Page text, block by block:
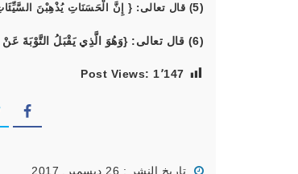
(5 ) قال تعالى: { إِنَّ الْحَسَنَاتِ يُذْهِبْنَ السَّيِّئَاتِ
(6) قال تعالى: {وَهُوَ الَّذِي يَقْبَلُ التَّوْبَةَ عَنْ عِبَادِهِ وَيَعْفُو عَنِ السَّيِّئَاتِ وَيَعْلَمُ مَا تَفْعَلُونَ } [الشورى: 25]
Post Views: 1٬147
تاريخ النشر : 26 ديسمبر, 2017